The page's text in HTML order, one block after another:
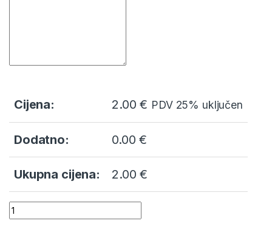
Cijena: 2.00€ PDV 25% uključen
Dodatno: 0.00 €
Ukupna cijena: 2.00 €
Krštenje zahvalnica s omotom quantity